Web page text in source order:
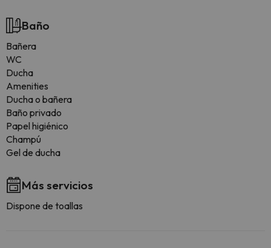
Baño
Bañera
WC
Ducha
Amenities
Ducha o bañera
Baño privado
Papel higiénico
Champú
Gel de ducha
Más servicios
Dispone de toallas